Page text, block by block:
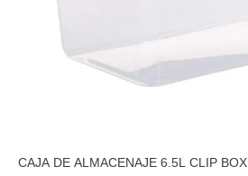
CAJA DE ALMACENAJE 6.5L CLIP BOX